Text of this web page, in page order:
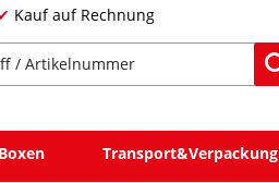
Kauf auf Rechnung
Transport&Verpackung